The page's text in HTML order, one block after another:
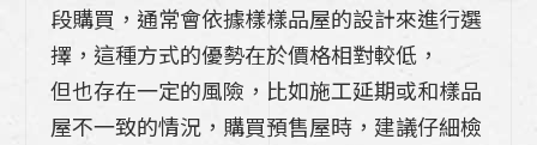
段購買，通常會依據樣樣品屋的設計來進行選
擇，這種方式的優勢在於價格相對較低，
但也存在一定的風險，比如施工延期或和樣品
屋不一致的情況，購買預售屋時，建議仔細檢